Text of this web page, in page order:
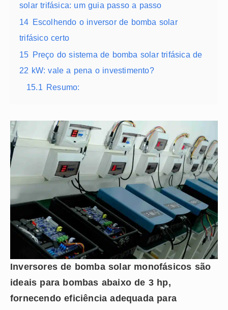
solar trifásica: um guia passo a passo
14 Escolhendo o inversor de bomba solar
trifásico certo
15 Preço do sistema de bomba solar trifásica de
22 kW: vale a pena o investimento?
15.1 Resumo:
Inversores de bomba solar monofásicos são
ideais para bombas abaixo de 3 hp,
fornecendo eficiência adequada para